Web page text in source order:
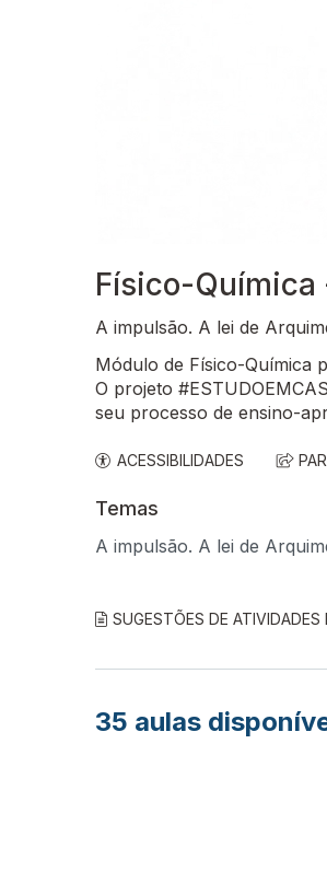
Físico-Química
A impulsão. A lei de
Módulo de Físico-Química
O projeto
seu processo de ensino-
ACESSIBILIDADES
Temas
A impulsão. A lei de
SUGESTÕES DE ATIVIDADES
35 aulas